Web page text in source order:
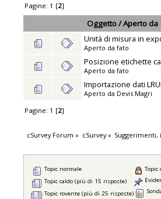
Pagine: 1 [2]
Oggetto/Aperto da
Unità di misura in
Aperto da fato
Posizione etichette
Aperto da fato
Importazione dati
Aperto da Devis Magri
Pagine: 1 [2]
cSurvey Forum » cSurvey»
Topic normale
Topic caldo (più di 15 risposte)
Topic rovente (più di 25 risposte)
Topic